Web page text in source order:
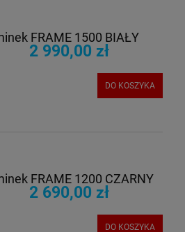
FRAME 1500 BIAŁY
2 990,00 zł
DO KOSZYKA
FRAME 1200 CZARNY
2 690,00 zł
DO KOSZYKA